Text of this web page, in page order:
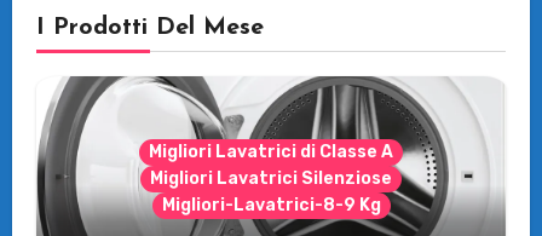
I Prodotti Del Mese
Migliori Lavatrici di Classe A
Migliori Lavatrici Silenziose
Migliori-Lavatrici-8-9 Kg